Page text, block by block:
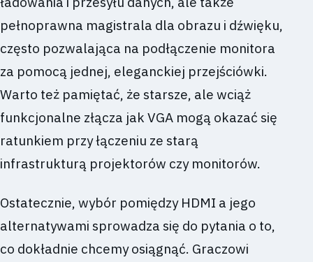
pełnoprawna magistrala dla obrazu i dźwięku,
często pozwalająca na podłączenie monitora
za pomocą jednej, eleganckiej przejściówki.
Warto też pamiętać, że starsze, ale wciąż
funkcjonalne złącza jak VGA mogą okazać się
ratunkiem przy łączeniu ze starą
infrastrukturą projektorów czy monitorów.
Ostatecznie, wybór pomiędzy HDMI a jego
alternatywami sprowadza się do pytania o to,
co dokładnie chcemy osiągnąć. Graczowi